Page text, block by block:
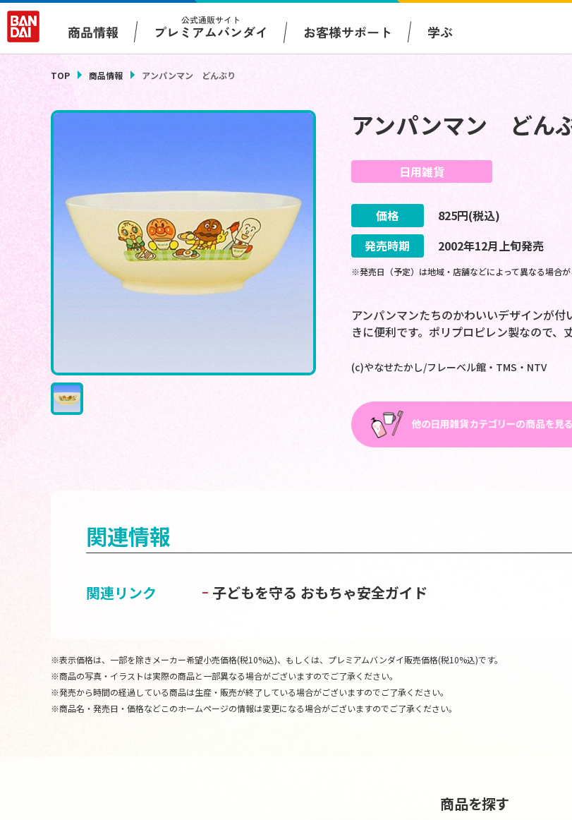
商品情報
公式通販サイト
プレミアムバンダイ お客様サポート 学ぶ
TOP 商品情報 アンパンマン どんぶり
アンパンマン どん
日用雑貨
価格 825円(税込)
発売時期
2002年12月上旬発売
※発売日（予定）は地域・店舗などによって異なる場合が
アンパンマンたちのかわいいデザインが
きに便利です。ポリプロピレン製なので、
(c)やなせたかし/フレーベル館・TMS・NTV
関連情報
関連リンク 子どもを守る おもちゃ安全ガイド
※表示価格は、一部を除きメーカー希望小売価格(税10%込)、もしくは、プレミアムバンダイ販売価格(税10%込)です。
※商品の写真・イラストは実際の商品と一部異なる場合がございますのでご了承ください。
※発売から時間の経過している商品は生産・販売が終了している場合がございますのでご了承ください。
※商品名・発売日・価格などこのホームページの情報は変更になる場合がございますのでご了承ください。
商品を探す